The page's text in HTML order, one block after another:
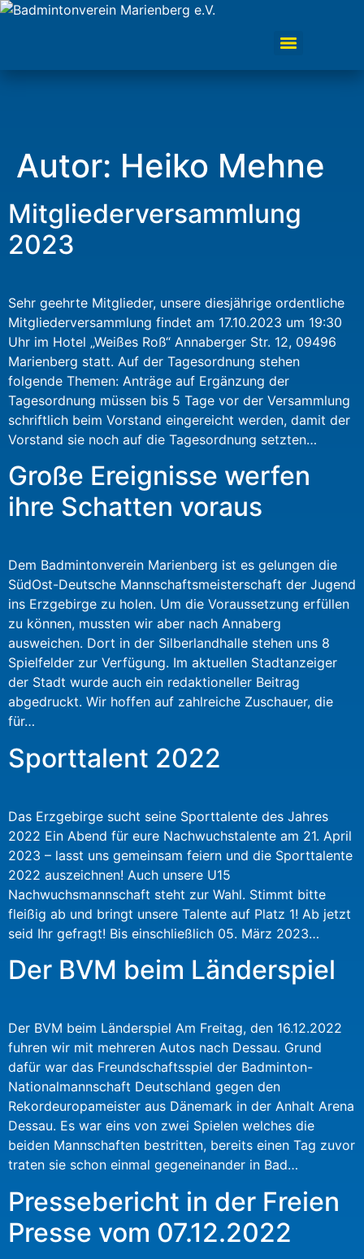
Autor: Heiko Mehne
Mitgliederversammlung
2023
Sehr geehrte Mitglieder, unsere diesjährige ordentliche
Mitgliederversammlung findet am 17.10.2023 um 19:30
Uhr im Hotel „Weißes Roß“ Annaberger Str. 12, 09496
Marienberg statt. Auf der Tagesordnung stehen
folgende Themen: Anträge auf Ergänzung der
Tagesordnung müssen bis 5 Tage vor der Versammlung
schriftlich beim Vorstand eingereicht werden, damit der
Vorstand sie noch auf die Tagesordnung setzten…
Große Ereignisse werfen
ihre Schatten voraus
Dem Badmintonverein Marienberg ist es gelungen die
SüdOst-Deutsche Mannschaftsmeisterschaft der Jugend
ins Erzgebirge zu holen. Um die Voraussetzung erfüllen
zu können, mussten wir aber nach Annaberg
ausweichen. Dort in der Silberlandhalle stehen uns 8
Spielfelder zur Verfügung. Im aktuellen Stadtanzeiger
der Stadt wurde auch ein redaktioneller Beitrag
abgedruckt. Wir hoffen auf zahlreiche Zuschauer, die
für…
Sporttalent 2022
Das Erzgebirge sucht seine Sporttalente des Jahres
2022 Ein Abend für eure Nachwuchstalente am 21. April
2023 – lasst uns gemeinsam feiern und die Sporttalente
2022 auszeichnen! Auch unsere U15
Nachwuchsmannschaft steht zur Wahl. Stimmt bitte
fleißig ab und bringt unsere Talente auf Platz 1! Ab jetzt
seid Ihr gefragt! Bis einschließlich 05. März 2023…
Der BVM beim Länderspiel
Der BVM beim Länderspiel Am Freitag, den 16.12.2022
fuhren wir mit mehreren Autos nach Dessau. Grund
dafür war das Freundschaftsspiel der Badminton-
Nationalmannschaft Deutschland gegen den
Rekordeuropameister aus Dänemark in der Anhalt Arena
Dessau. Es war eins von zwei Spielen welches die
beiden Mannschaften bestritten, bereits einen Tag zuvor
traten sie schon einmal gegeneinander in Bad…
Pressebericht in der Freien
Presse vom 07.12.2022